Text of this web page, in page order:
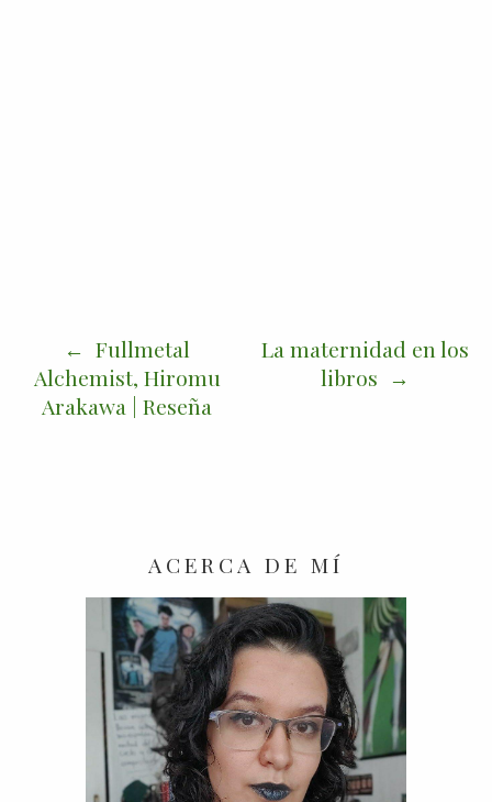
Fullmetal
Alchemist, Hiromu
Arakawa | Reseña
La maternidad en los
libros
ACERCA DE MÍ